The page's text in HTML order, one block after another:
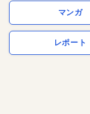
マンガ
レポート